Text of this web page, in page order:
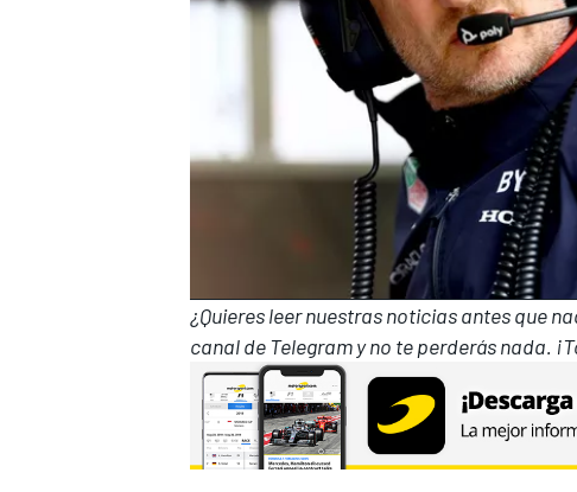
¿Quieres leer nuestras noticias antes que
canal de Telegramy no te perderás nada.